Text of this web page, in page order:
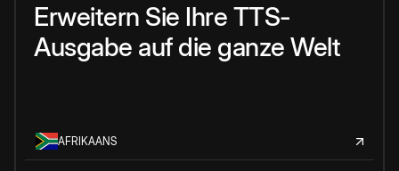
Erweitern Sie Ihre TTS-
Ausgabe auf die ganze Welt
AFRIKAANS